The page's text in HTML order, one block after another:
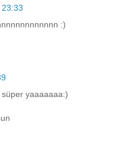
23:33
:)
süper yaaaaaaa:)